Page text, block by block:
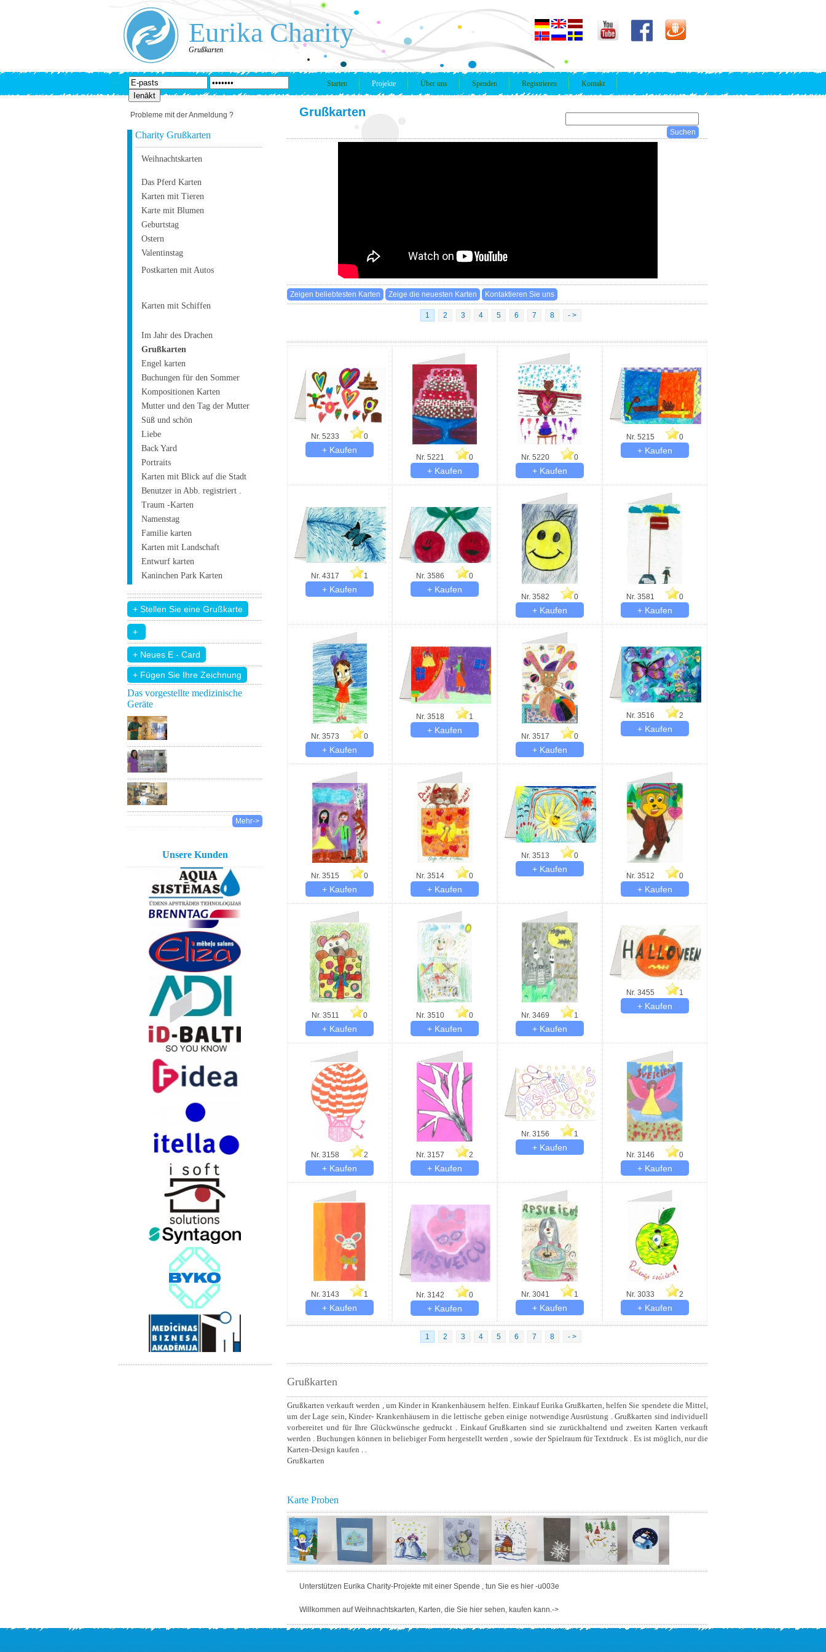
Eurika Charity
Grußkarten
Starten Projekte Über uns Spenden Registrieren Kontakt
Probleme mit der Anmeldung ?
Charity Grußkarten
Weihnachtskarten
Das Pferd Karten
Karten mit Tieren
Karte mit Blumen
Geburtstag
Ostern
Valentinstag
Postkarten mit Autos
Karten mit Schiffen
Im Jahr des Drachen
Grußkarten
Engel karten
Buchungen für den Sommer
Kompositionen Karten
Mutter und den Tag der Mutter
Süß und schön
Liebe
Back Yard
Portraits
Karten mit Blick auf die Stadt
Benutzer in Abb. registriert .
Traum -Karten
Namenstag
Familie karten
Karten mit Landschaft
Entwurf karten
Kaninchen Park Karten
+ Fügen Sie Ihre Zeichnung
Das vorgestellte medizinische
Geräte
Mehr->
Unsere Kunden
Grußkarten
1 2 3 4 5 6 7 8 - >
Nr. 5233 0
Nr. 5221 0 Nr. 5220 0
Nr. 5215 0
Nr. 4317 1 Nr. 3586 0
Nr. 3582 0 Nr. 3581 0
Nr. 3573 0
Nr. 3518 1
Nr. 3517 0
Nr. 3516 2
Nr. 3515 0 Nr. 3514 0
Nr. 3513 0
Nr. 3512 0
Nr. 3511 0 Nr. 3510 0 Nr. 3469 1
Nr. 3455 1
Nr. 3158 2 Nr. 3157 2
Nr. 3156 1
Nr. 3146 0
Nr. 3143 1 Nr. 3142 0 Nr. 3041 1 Nr. 3033 2
1 2 3 4 5 6 7 8 - >
Grußkarten
Grußkarten verkauft werden , um Kinder in Krankenhäusern helfen. Einkauf Eurika Grußkarten, helfen Sie spendete die Mittel,
um der Lage sein, Kinder- Krankenhäusern in die lettische geben einige notwendige Ausrüstung . Grußkarten sind individuell
vorbereitet und für Ihre Glückwünsche gedruckt . Einkauf Grußkarten sind sie zurückhaltend und zweiten Karten verkauft
werden . Buchungen können in beliebiger Form hergestellt werden , sowie der Spielraum für Textdruck . Es ist möglich, nur die
Karten-Design kaufen . .
Grußkarten
Karte Proben
Unterstützen Eurika Charity-Projekte mit einer Spende , tun Sie es hier -u003e
Willkommen auf Weihnachtskarten, Karten, die Sie hier sehen, kaufen kann.->